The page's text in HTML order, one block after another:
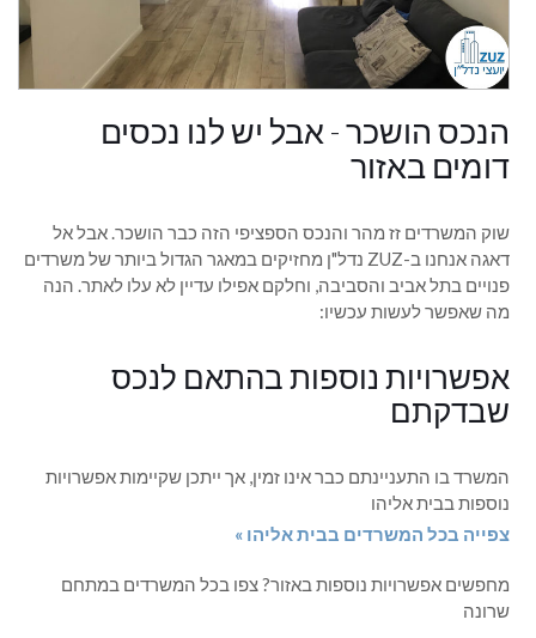
הנכס הושכר - אבל יש לנו נכסים
דומים באזור
שוק המשרדים זז מהר והנכס הספציפי הזה כבר הושכר. אבל אל
דאגה אנחנו ב-ZUZ נדל"ן מחזיקים במאגר הגדול ביותר של משרדים
פנויים בתל אביב והסביבה, וחלקם אפילו עדיין לא עלו לאתר. הנה
מה שאפשר לעשות עכשיו:
אפשרויות נוספות בהתאם לנכס
שבדקתם
המשרד בו התעניינתם כבר אינו זמין, אך ייתכן שקיימות אפשרויות
נוספות בבית אליהו
צפייה בכל המשרדים בבית אליהו »
מחפשים אפשרויות נוספות באזור? צפו בכל המשרדים במתחם
שרונה